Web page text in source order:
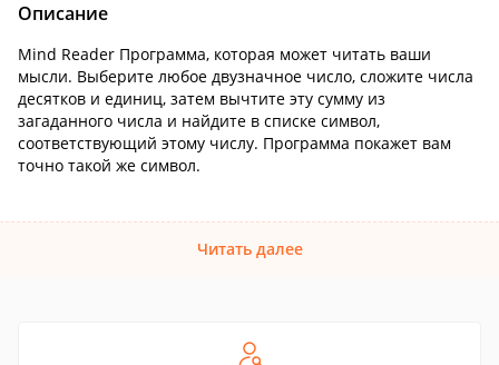
Описание
Mind Reader Программа, которая может читать ваши
мысли. Выберите любое двузначное число, сложите числа
десятков и единиц, затем вычтите эту сумму из
загаданного числа и найдите в списке символ,
соответствующий этому числу. Программа покажет вам
точно такой же символ.
Читать далее